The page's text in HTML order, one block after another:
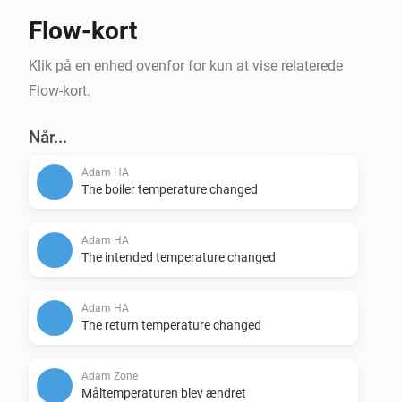
Flow-kort
Klik på en enhed ovenfor for kun at vise relaterede
Flow-kort.
Når...
Adam HA
The boiler temperature changed
Adam HA
The intended temperature changed
Adam HA
The return temperature changed
Adam Zone
Måltemperaturen blev ændret